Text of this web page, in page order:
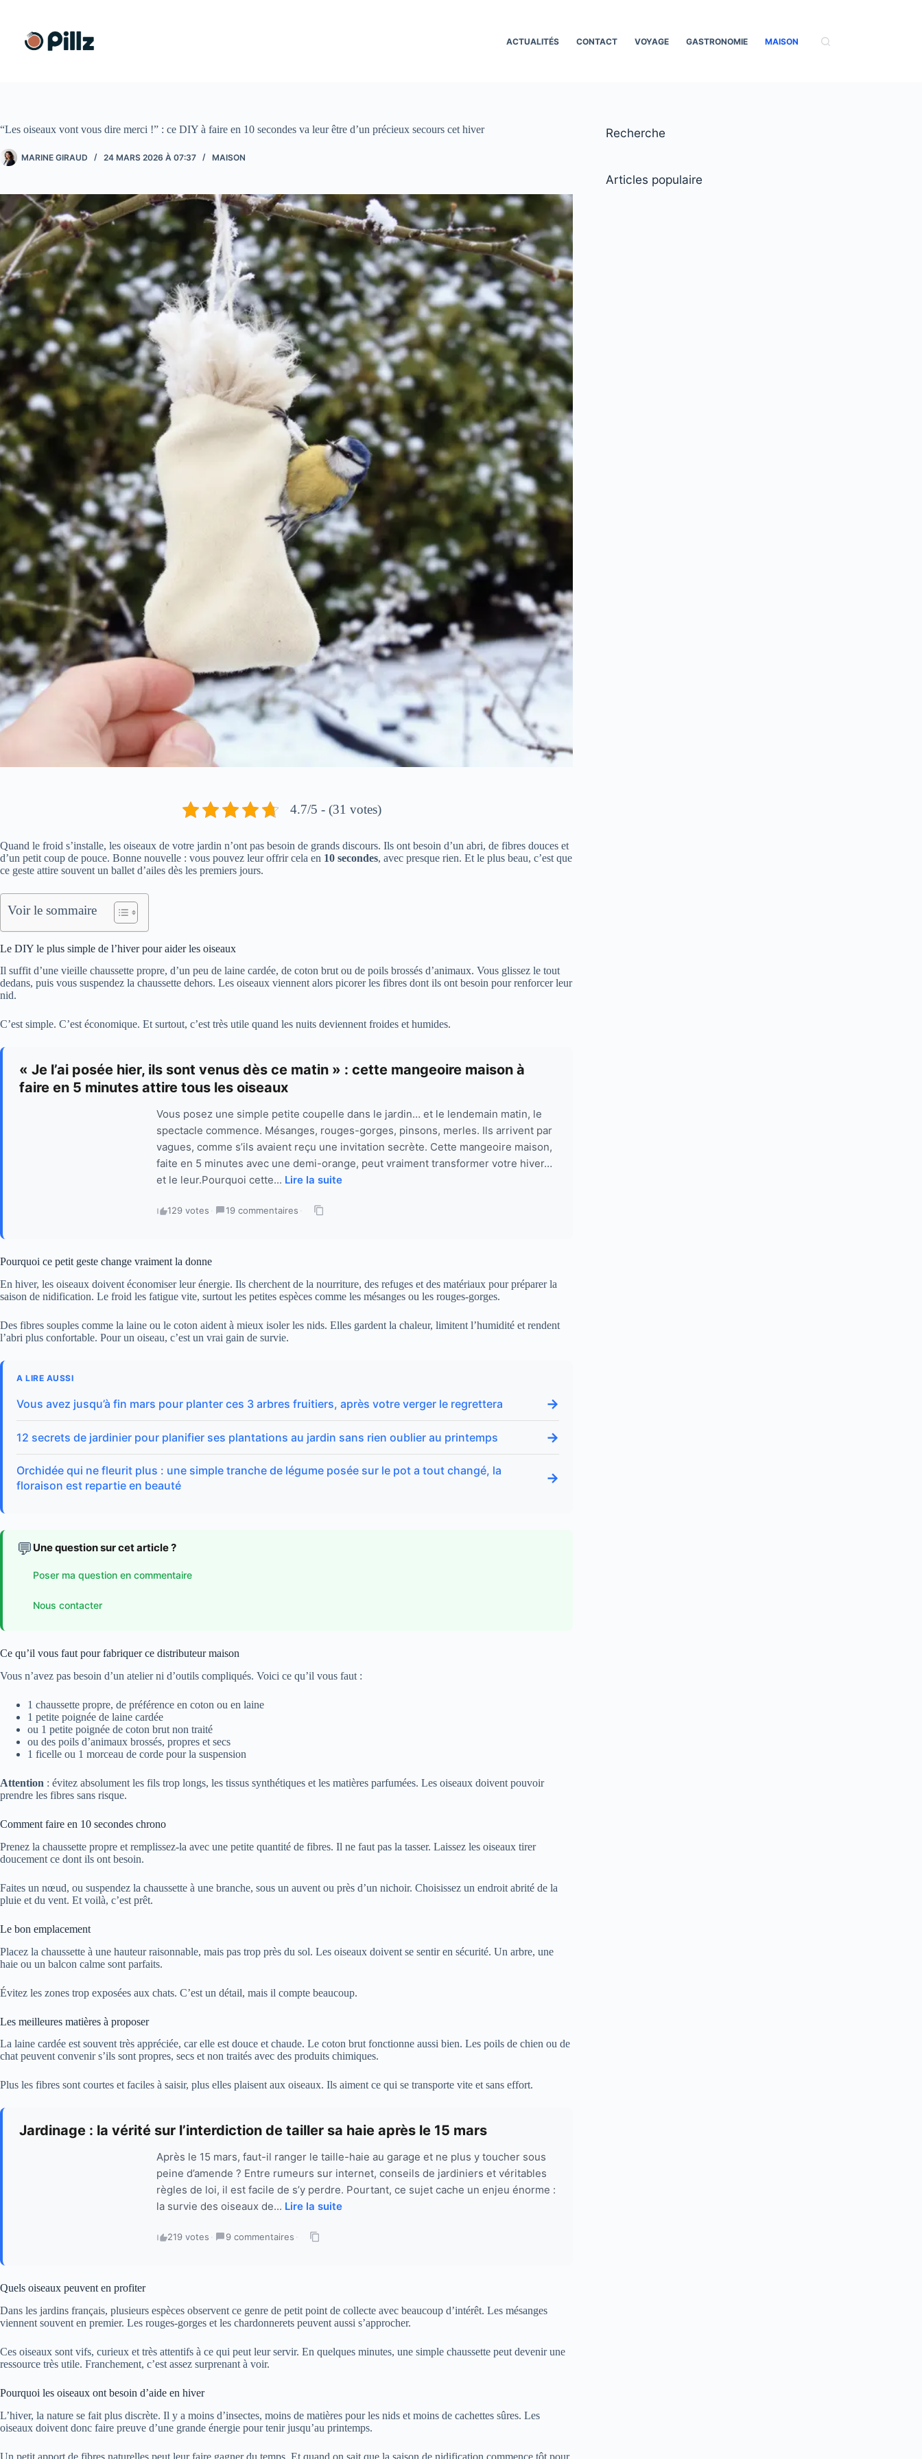
contenu
ACTUALITÉS CONTACT VOYAGE GASTRONOMIE MAISON
“Les oiseaux vont vous dire merci !” : ce DIY à faire en 10 secondes va leur être d’un précieux secours cet hiver
MARINE GIRAUD 24 MARS 2026 À 07:37 MAISON
4.7/5 - (31 votes)
Quand le froid s’installe, les oiseaux de votre jardin n’ont pas besoin de grands discours. Ils ont besoin d’un abri, de fibres douces et
d’un petit coup de pouce. Bonne nouvelle : vous pouvez leur offrir cela en 10 secondes, avec presque rien. Et le plus beau, c’est que
ce geste attire souvent un ballet d’ailes dès les premiers jours.
Voir le sommaire
Le DIY le plus simple de l’hiver pour aider les oiseaux
Il suffit d’une vieille chaussette propre, d’un peu de laine cardée, de coton brut ou de poils brossés d’animaux. Vous glissez le tout
dedans, puis vous suspendez la chaussette dehors. Les oiseaux viennent alors picorer les fibres dont ils ont besoin pour renforcer leur
nid.
C’est simple. C’est économique. Et surtout, c’est très utile quand les nuits deviennent froides et humides.
« Je l’ai posée hier, ils sont venus dès ce matin » : cette mangeoire maison à
faire en 5 minutes attire tous les oiseaux
Vous posez une simple petite coupelle dans le jardin… et le lendemain matin, le
spectacle commence. Mésanges, rouges-gorges, pinsons, merles. Ils arrivent par
vagues, comme s’ils avaient reçu une invitation secrète. Cette mangeoire maison,
faite en 5 minutes avec une demi-orange, peut vraiment transformer votre hiver…
et le leur.Pourquoi cette... Lire la suite
129 votes · 19 commentaires ·
Pourquoi ce petit geste change vraiment la donne
En hiver, les oiseaux doivent économiser leur énergie. Ils cherchent de la nourriture, des refuges et des matériaux pour préparer la
saison de nidification. Le froid les fatigue vite, surtout les petites espèces comme les mésanges ou les rouges-gorges.
Des fibres souples comme la laine ou le coton aident à mieux isoler les nids. Elles gardent la chaleur, limitent l’humidité et rendent
l’abri plus confortable. Pour un oiseau, c’est un vrai gain de survie.
A LIRE AUSSI
Vous avez jusqu’à fin mars pour planter ces 3 arbres fruitiers, après votre verger le regrettera →
12 secrets de jardinier pour planifier ses plantations au jardin sans rien oublier au printemps →
Orchidée qui ne fleurit plus : une simple tranche de légume posée sur le pot a tout changé, la
floraison est repartie en beauté
→
💬 Une question sur cet article ?
Poser ma question en commentaire
Nous contacter
Ce qu’il vous faut pour fabriquer ce distributeur maison
Vous n’avez pas besoin d’un atelier ni d’outils compliqués. Voici ce qu’il vous faut :
1 chaussette propre, de préférence en coton ou en laine
1 petite poignée de laine cardée
ou 1 petite poignée de coton brut non traité
ou des poils d’animaux brossés, propres et secs
1 ficelle ou 1 morceau de corde pour la suspension
Attention : évitez absolument les fils trop longs, les tissus synthétiques et les matières parfumées. Les oiseaux doivent pouvoir
prendre les fibres sans risque.
Comment faire en 10 secondes chrono
Prenez la chaussette propre et remplissez-la avec une petite quantité de fibres. Il ne faut pas la tasser. Laissez les oiseaux tirer
doucement ce dont ils ont besoin.
Faites un nœud, ou suspendez la chaussette à une branche, sous un auvent ou près d’un nichoir. Choisissez un endroit abrité de la
pluie et du vent. Et voilà, c’est prêt.
Le bon emplacement
Placez la chaussette à une hauteur raisonnable, mais pas trop près du sol. Les oiseaux doivent se sentir en sécurité. Un arbre, une
haie ou un balcon calme sont parfaits.
Évitez les zones trop exposées aux chats. C’est un détail, mais il compte beaucoup.
Les meilleures matières à proposer
La laine cardée est souvent très appréciée, car elle est douce et chaude. Le coton brut fonctionne aussi bien. Les poils de chien ou de
chat peuvent convenir s’ils sont propres, secs et non traités avec des produits chimiques.
Plus les fibres sont courtes et faciles à saisir, plus elles plaisent aux oiseaux. Ils aiment ce qui se transporte vite et sans effort.
Jardinage : la vérité sur l’interdiction de tailler sa haie après le 15 mars
Après le 15 mars, faut-il ranger le taille-haie au garage et ne plus y toucher sous
peine d’amende ? Entre rumeurs sur internet, conseils de jardiniers et véritables
règles de loi, il est facile de s’y perdre. Pourtant, ce sujet cache un enjeu énorme :
la survie des oiseaux de... Lire la suite
219 votes · 9 commentaires ·
Quels oiseaux peuvent en profiter
Dans les jardins français, plusieurs espèces observent ce genre de petit point de collecte avec beaucoup d’intérêt. Les mésanges
viennent souvent en premier. Les rouges-gorges et les chardonnerets peuvent aussi s’approcher.
Ces oiseaux sont vifs, curieux et très attentifs à ce qui peut leur servir. En quelques minutes, une simple chaussette peut devenir une
ressource très utile. Franchement, c’est assez surprenant à voir.
Pourquoi les oiseaux ont besoin d’aide en hiver
L’hiver, la nature se fait plus discrète. Il y a moins d’insectes, moins de matières pour les nids et moins de cachettes sûres. Les
oiseaux doivent donc faire preuve d’une grande énergie pour tenir jusqu’au printemps.
Un petit apport de fibres naturelles peut leur faire gagner du temps. Et quand on sait que la saison de nidification commence tôt pour
Recherche
Articles populaire